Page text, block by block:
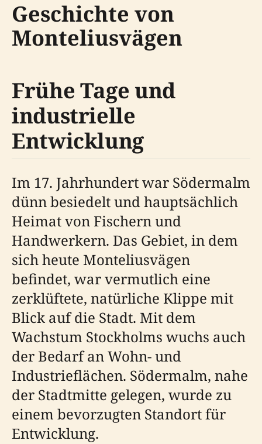
Geschichte von
Monteliusvägen
Frühe Tage und
industrielle
Entwicklung
Im 17. Jahrhundert war Södermalm
dünn besiedelt und hauptsächlich
Heimat von Fischern und
Handwerkern. Das Gebiet, in dem
sich heute Monteliusvägen
befindet, war vermutlich eine
zerklüftete, natürliche Klippe mit
Blick auf die Stadt. Mit dem
Wachstum Stockholms wuchs auch
der Bedarf an Wohn- und
Industrieflächen. Södermalm, nahe
der Stadtmitte gelegen, wurde zu
einem bevorzugten Standort für
Entwicklung.